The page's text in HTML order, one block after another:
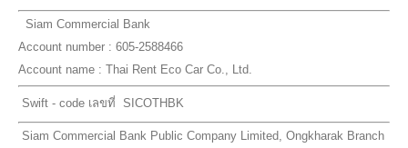
Siam Commercial Bank
Account number : 605-2588466
Account name : Thai Rent Eco Car Co., Ltd.
Swift - code เลขที่ SICOTHBK
Siam Commercial Bank Public Company Limited, Ongkharak Branch